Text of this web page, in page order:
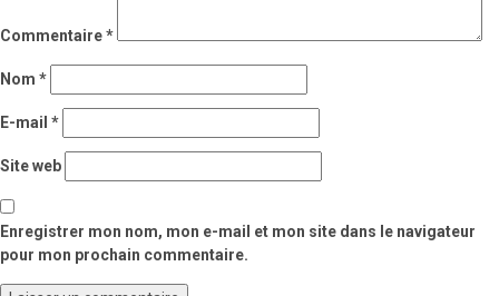
Commentaire*
Nom *
E-mail *
Site web
Enregistrer mon nom, mon e-mail et mon site dans le navigateur
pour mon prochain commentaire.